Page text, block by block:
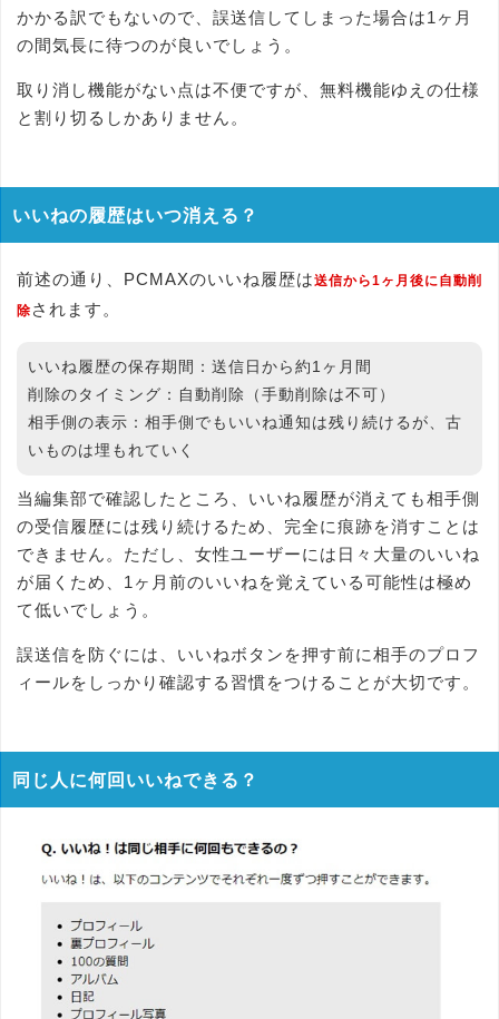
かかる訳でもないので、誤送信してしまった場合は1ヶ月
の間気長に待つのが良いでしょう。
取り消し機能がない点は不便ですが、無料機能ゆえの仕様
と割り切るしかありません。
いいねの履歴はいつ消える？
前述の通り、PCMAXのいいね履歴は送信から1ヶ月後に自動削
除 されます。
いいね履歴の保存期間： 送信日から約1ヶ月間
削除のタイミング： 自動削除（手動削除は不可）
相手側の表示： 相手側でもいいね通知は残り続けるが、古
いものは埋もれていく
当編集部で確認したところ、いいね履歴が消えても相手側
の受信履歴には残り続けるため、完全に痕跡を消すことは
できません。ただし、女性ユーザーには日々大量のいいね
が届くため、1ヶ月前のいいねを覚えている可能性は極め
て低いでしょう。
誤送信を防ぐには、いいねボタンを押す前に相手のプロフ
ィールをしっかり確認する習慣をつけることが大切です。
同じ人に何回いいねできる？